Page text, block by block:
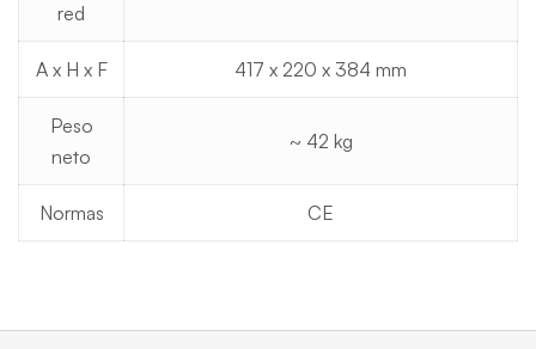
red
A x H x F 417 x 220 x 384 mm
Peso
neto
~ 42 kg
Normas CE